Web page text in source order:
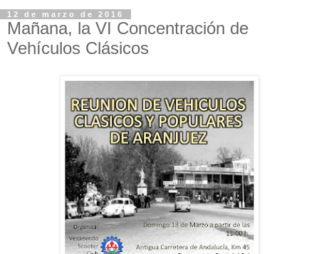
12 de marzo de 2016
Mañana, la VI Concentración de
Vehículos Clásicos